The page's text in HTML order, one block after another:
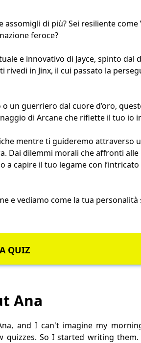
di più? Sei resiliente come
feroce?
e innovativo di Jayce, spinto dal
in Jinx, il cui passato la
un guerriero dal cuore d’oro,
di Arcane che riflette il tuo io
mentre ti guideremo attraverso
Dai dilemmi morali che affronti alle
capire il tuo legame con
e vediamo come la tua personalità
QUIZ
Ana
and I can't imagine my
quizzes. So I started writing them.